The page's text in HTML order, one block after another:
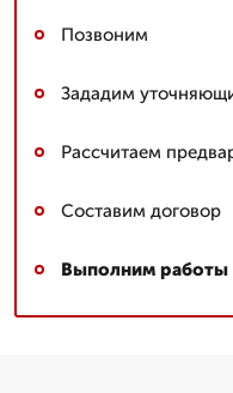
Позвоним
Зададим
Рассчитаем
Составим договор
Выполним работы